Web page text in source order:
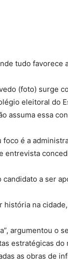
tudo favorece
(foto) surge
eleitoral do
assuma essa
foco é a
entrevista
a ser
história na
argumentou o
estratégicas do
as obras de